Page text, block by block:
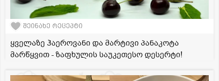
შეინახე რეცეპტი
ყველაზე ჰაეროვანი და მარტივი პანაკოტა
მარწყვით - ზაფხულის საუკეთესო დესერტი!